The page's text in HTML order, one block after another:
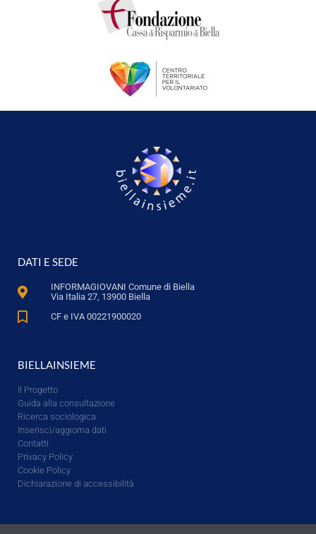
DATI E SEDE
INFORMAGIOVANI Comune di Biella
Via Italia 27, 13900 Biella
CF e IVA 00221900020
BIELLAINSIEME
Il Progetto
Guida alla consultazione
Ricerca sociologica
Inserisci/aggiorna dati
Contatti
Privacy Policy
Cookie Policy
Dichiarazione di accessibilità